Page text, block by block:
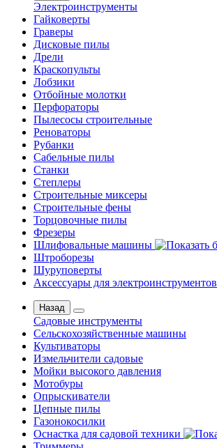
Электроинструменты
Гайковерты
Граверы
Дисковые пилы
Дрели
Краскопульты
Лобзики
Отбойные молотки
Перфораторы
Пылесосы строительные
Реноваторы
Рубанки
Сабельные пилы
Станки
Степлеры
Строительные миксеры
Строительные фены
Торцовочные пилы
Фрезеры
Шлифовальные машины
Штроборезы
Шуруповерты
Аксессуары для электроинструментов
Назад
Садовые инструменты
Сельскохозяйственные машины
Культиваторы
Измельчители садовые
Мойки высокого давления
Мотобуры
Опрыскиватели
Цепные пилы
Газонокосилки
Оснастка для садовой техники